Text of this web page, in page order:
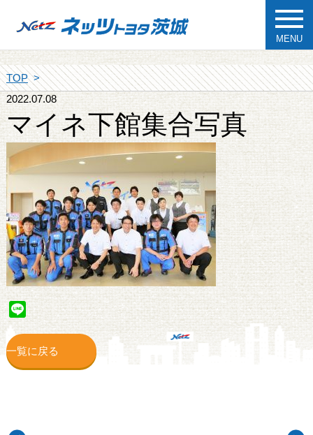
MENU
TOP
2022.07.08
マイネ下館集合写真
Line
一覧に戻る